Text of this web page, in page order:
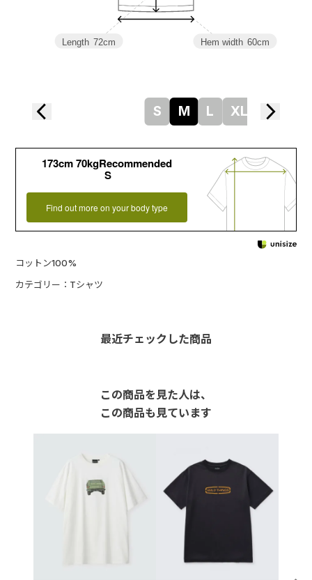
Hem width 60cm
Length 72cm
S M L XL
173cm 70kgRecommended
S
Find out more on your body type
コットン100%
カテゴリー：Tシャツ
最近チェックした商品
この商品を見た人は、
この商品も見ています